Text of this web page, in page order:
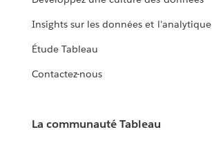
Insights sur les données et l'analytique
Étude Tableau
Contactez-nous
La communauté Tableau